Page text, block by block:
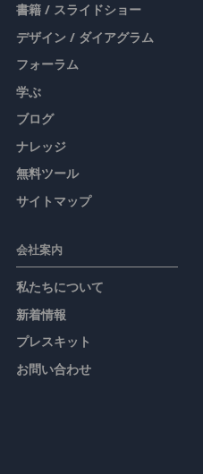
書籍 / スライドショー
デザイン / ダイアグラム
フォーラム
学ぶ
ブログ
ナレッジ
無料ツール
サイトマップ
会社案内
私たちについて
新着情報
プレスキット
お問い合わせ